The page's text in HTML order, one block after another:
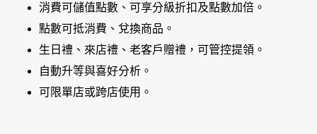
消費可儲值點數、可享分級折扣及點數加倍。
點數可抵消費、兌換商品。
生日禮、來店禮、老客戶贈禮，可管控提領。
自動升等與喜好分析。
可限單店或跨店使用。